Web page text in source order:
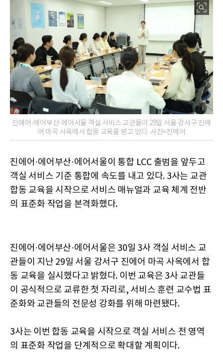
진에어·에어부산·에어서울 객실 서비스 교관들이 29일 서울 강서구 진에
어 마곡 사옥에서 합동 교육을 받고 있다. 사진=진에어
진에어·에어부산·에어서울이 통합 LCC 출범을 앞두고
객실 서비스 기준 통합에 속도를 내고 있다. 3사는 교관
합동 교육을 시작으로 서비스 매뉴얼과 교육 체계 전반
의 표준화 작업을 본격화했다.
진에어·에어부산·에어서울은 30일 3사 객실 서비스 교
관들이 지난 29일 서울 강서구 진에어 마곡 사옥에서 합
동 교육을 실시했다고 밝혔다. 이번 교육은 3사 교관들
이 공식적으로 교류한 첫 자리로, 서비스 훈련 교수법 표
준화와 교관들의 전문성 강화를 위해 마련됐다.
3사는 이번 합동 교육을 시작으로 객실 서비스 전 영역
의 표준화 작업을 단계적으로 확대할 계획이다.